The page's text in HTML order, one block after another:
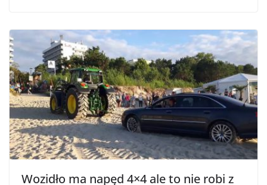
Wozidło ma napęd 4×4 ale to nie robi z